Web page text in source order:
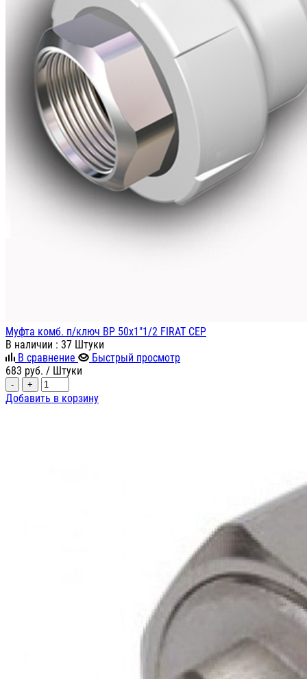
Муфта комб. п/ключ ВР 50х1"1/2 FIRAT СЕР
В наличии : 37 Штуки
В сравнение
Быстрый просмотр
683 руб. / Штуки
- +
Добавить в корзину